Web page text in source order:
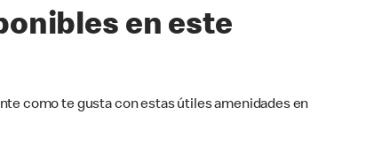
en este
como te gusta con estas útiles amenidades en